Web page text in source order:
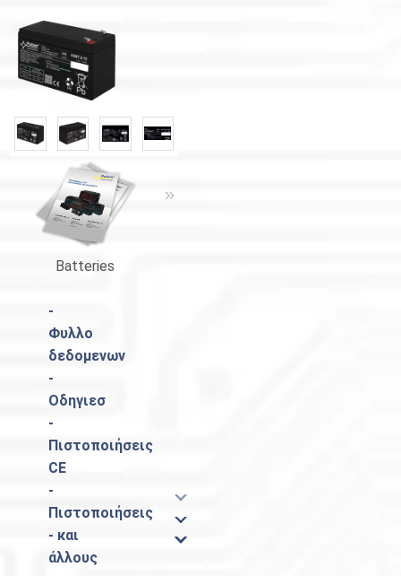
Batteries
»
-
Φυλλο
δεδομενων
-
Οδηγιεσ
-
Πιστοποιήσεις
CE
-
Πιστοποιήσεις
- και
άλλους